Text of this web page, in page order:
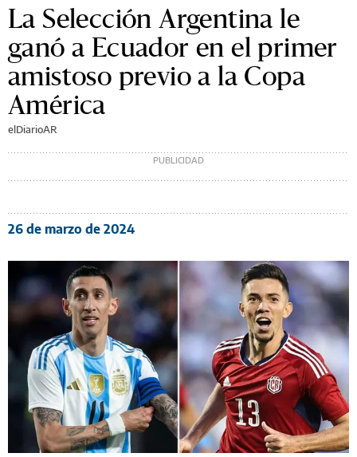
La Selección Argentina le
ganó a Ecuador en el primer
amistoso previo a la Copa
América
elDiarioAR
26 de marzo de 2024